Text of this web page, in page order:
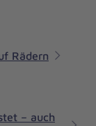
Rädern
– auch